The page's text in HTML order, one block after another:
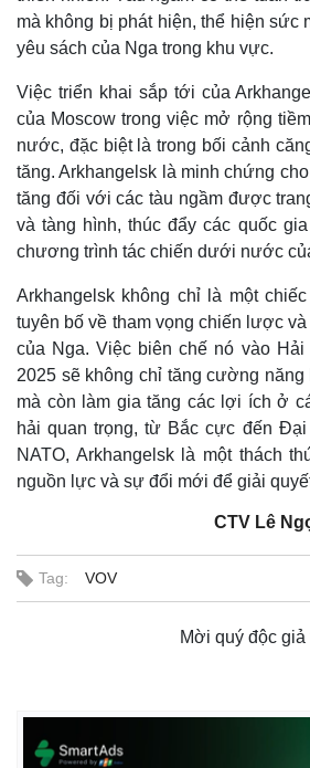
Giá
mà không bị phát hiện, thể hiện sức
yêu sách của Nga trong khu vực.
Việc triển khai sắp tới của
của Moscow trong việc mở rộng
nước, đặc biệt là trong bối cảnh
tăng. Arkhangelsk là minh chứng
tăng đối với các tàu ngầm được
và tàng hình, thúc đẩy các quốc
chương trình tác chiến dưới nước
Arkhangelsk không chỉ là một
tuyên bố về tham vọng chiến lược
của Nga. Việc biên chế nó vào Hải
2025 sẽ không chỉ tăng cường
mà còn làm gia tăng các lợi ích ở
hải quan trọng, từ Bắc cực đến
NATO, Arkhangelsk là một thách
nguồn lực và sự đổi mới để giải
CTV Lê
Tag: VOV
Mời quý độc giả